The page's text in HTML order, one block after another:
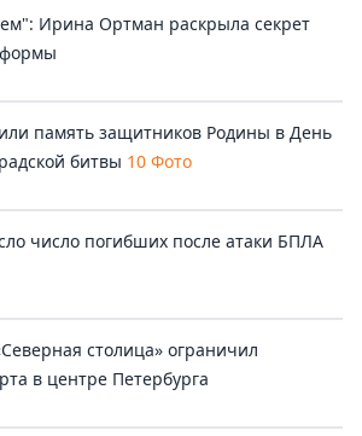
Ирина Ортман раскрыла секрет
память защитников Родины в День
битвы 10 Фото
число погибших после атаки БПЛА
столица» ограничил
в центре Петербурга